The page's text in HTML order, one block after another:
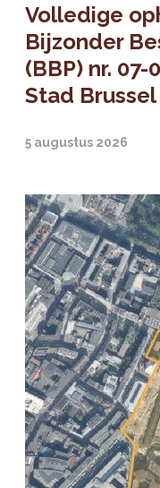
Volledige
Bijzonder
(BBP) nr. 07-
Stad Brussel
5 augustus 2026